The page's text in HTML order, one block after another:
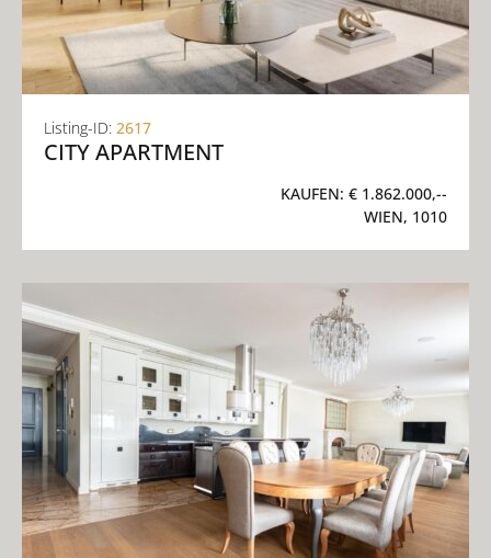
Listing-ID: 2617
CITY APARTMENT
KAUFEN: € 1.862.000,--
WIEN, 1010